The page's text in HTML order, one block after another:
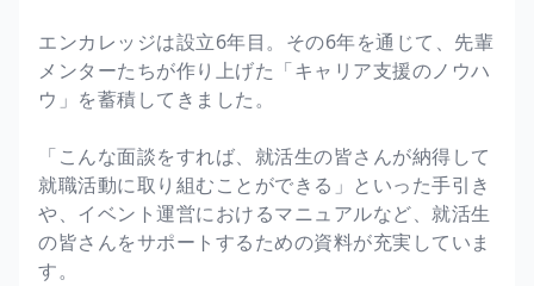
エンカレッジは設立6年目。その6年を通じて、先輩
メンターたちが作り上げた「キャリア支援のノウハ
ウ」を蓄積してきました。
「こんな面談をすれば、就活生の皆さんが納得して
就職活動に取り組むことができる」といった手引き
や、イベント運営におけるマニュアルなど、就活生
の皆さんをサポートするための資料が充実していま
す。